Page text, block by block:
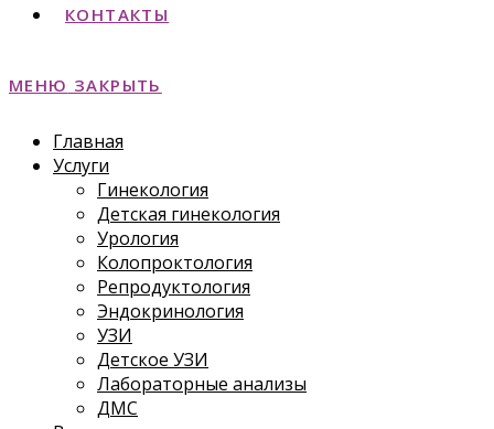
КОНТАКТЫ
МЕНЮ ЗАКРЫТЬ
Главная
Услуги
Гинекология
Детская гинекология
Урология
Колопроктология
Репродуктология
Эндокринология
УЗИ
Детское УЗИ
Лабораторные анализы
ДМС